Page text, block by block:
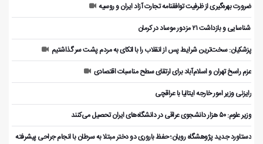
ضرورت بهره‌گیری از ظرفیت توافقنامه تجارت آزاد ایران و روسیه
️ شناسایی و بازداشت ۲۱ مزدور موساد در کرمان
پزشکیان: سخت‌ترین شرایط پس از انقلاب را با اتکای به مردم پشت سر گذاشتیم
عزم راسخ تهران و اسلام‌آباد برای ارتقای سطح مناسبات اقتصادی
رایزنی وزیر امور خارجه ایتالیا با عراقچی
وزیر علوم: ۵۰ هزار دانشجوی عراقی در دانشگاه‌های ایران تحصیل می‌کنند
دستاورد جدید پژوهشگاه رویان؛ حفظ باروری دو دختر مبتلا به سرطان با انجام جراحی پیشرفته